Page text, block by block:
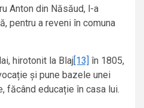
Anton din Năsăud, l-a
pentru a reveni în comuna
hirotonit la Blaj [13] în 1805,
și pune bazele unei
făcând educație în casa lui.